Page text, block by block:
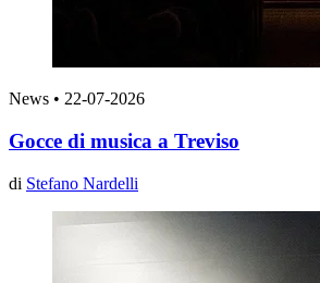
News • 22-07-2026
Gocce di musica a Treviso
di Stefano Nardelli